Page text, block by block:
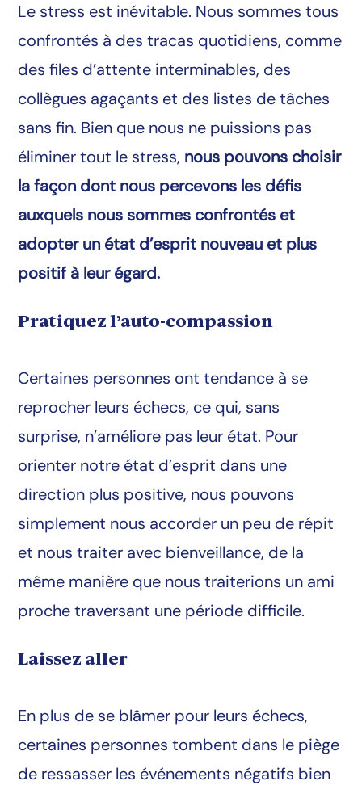
Le stress est inévitable. Nous sommes tous
confrontés à des tracas quotidiens, comme
des files d’attente interminables, des
collègues agaçants et des listes de tâches
sans fin. Bien que nous ne puissions pas
éliminer tout le stress, nous pouvons choisir
la façon dont nous percevons les défis
auxquels nous sommes confrontés et
adopter un état d’esprit nouveau et plus
positif à leur égard.
Pratiquez l’auto-compassion
Certaines personnes ont tendance à se
reprocher leurs échecs, ce qui, sans
surprise, n’améliore pas leur état. Pour
orienter notre état d’esprit dans une
direction plus positive, nous pouvons
simplement nous accorder un peu de répit
et nous traiter avec bienveillance, de la
même manière que nous traiterions un ami
proche traversant une période difficile.
Laissez aller
En plus de se blâmer pour leurs échecs,
certaines personnes tombent dans le piège
de ressasser les événements négatifs bien